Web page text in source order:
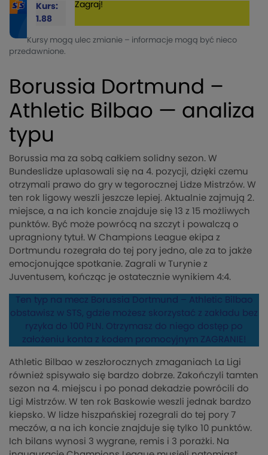
Kurs:
1.88
Zagraj!
Kursy mogą ulec zmianie – informacje mogą być nieco
przedawnione.
Borussia Dortmund –
Athletic Bilbao — analiza
typu
Borussia ma za sobą całkiem solidny sezon. W
Bundeslidze uplasowali się na 4. pozycji, dzięki czemu
otrzymali prawo do gry w tegorocznej Lidze Mistrzów. W
ten rok ligowy weszli jeszcze lepiej. Aktualnie zajmują 2.
miejsce, a na ich koncie znajduje się 13 z 15 możliwych
punktów. Być może powrócą na szczyt i powalczą o
upragniony tytuł. W Champions League ekipa z
Dortmundu rozegrała do tej pory jedno, ale za to jakże
emocjonujące spotkanie. Zagrali w Turynie z
Juventusem, kończąc je ostatecznie wynikiem 4:4.
Ten typ na mecz Borussia Dortmund – Athletic Bilbao
obstawisz w STS, gdzie możesz skorzystać z zakładu bez
ryzyka do 100 PLN. Otrzymasz do niego dostęp po
założeniu konta z kodem promocyjnym ZAGRANIE!
Athletic Bilbao w zeszłorocznych zmaganiach La Ligi
również spisywało się bardzo dobrze. Zakończyli tamten
sezon na 4. miejscu i po ponad dekadzie powrócili do
Ligi Mistrzów. W ten rok Baskowie weszli jednak bardzo
kiepsko. W lidze hiszpańskiej rozegrali do tej pory 7
meczów, a na ich koncie znajduje się tylko 10 punktów.
Ich bilans wynosi 3 wygrane, remis i 3 porażki. Na